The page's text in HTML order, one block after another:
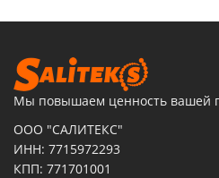
Мы повышаем ценность вашей
ООО "САЛИТЕКС"
ИНН: 7715972293
КПП: 771701001